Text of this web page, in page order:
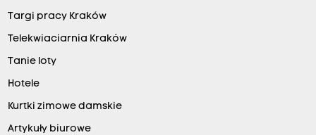
Targi pracy Kraków
Telekwiaciarnia Kraków
Tanie loty
Hotele
Kurtki zimowe damskie
Artykuły biurowe